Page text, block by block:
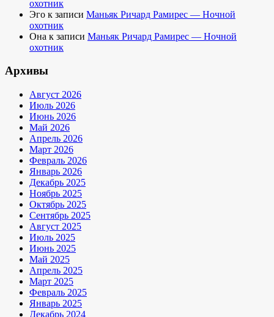
охотник
Эго к записи Маньяк Ричард Рамирес — Ночной
охотник
Она к записи Маньяк Ричард Рамирес — Ночной
охотник
Архивы
Август 2026
Июль 2026
Июнь 2026
Май 2026
Апрель 2026
Март 2026
Февраль 2026
Январь 2026
Декабрь 2025
Ноябрь 2025
Октябрь 2025
Сентябрь 2025
Август 2025
Июль 2025
Июнь 2025
Май 2025
Апрель 2025
Март 2025
Февраль 2025
Январь 2025
Декабрь 2024